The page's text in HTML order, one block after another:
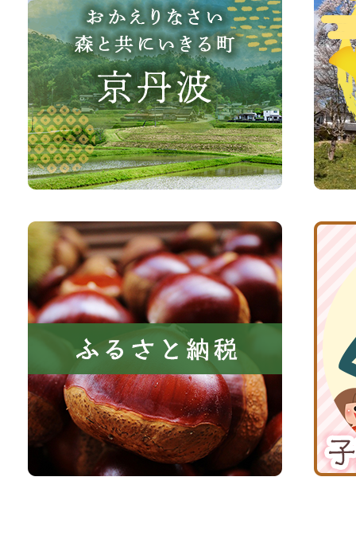
え
り
な
さ
い、
森
共
に
い
き
町
京
波
町
観
光
サ
イ
ふ
る
さ
と
税
京
波
子
育
て
応
援